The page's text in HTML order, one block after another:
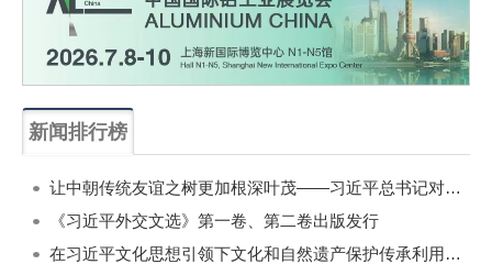
新闻排行榜
让中朝传统友谊之树更加根深叶茂——习近平总书记对朝鲜进行国事访问纪实
《习近平外交文选》第一卷、第二卷出版发行
在习近平文化思想引领下文化和自然遗产保护传承利用工作开创新局面